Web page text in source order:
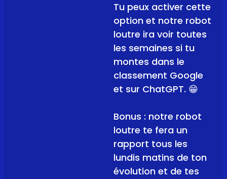
Tu peux activer cette
option et notre robot
loutre ira voir toutes
les semaines si tu
montes dans le
classement Google
et sur ChatGPT. 😁
Bonus : notre robot
loutre te fera un
rapport tous les
lundis matins de ton
évolution et de tes